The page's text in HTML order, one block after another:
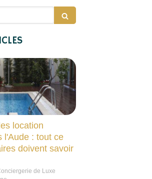
location
l'Aude : tout ce
doivent savoir
de Luxe